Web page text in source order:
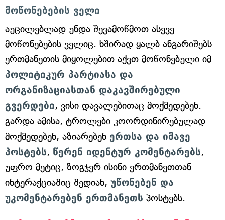
მოწონებების ველი
აუცილებლად უნდა შევამოწმოთ ასევე
მოწონებების ველიც. ხშირად ყალბ ანგარიშებს
ერთმანეთის მიყოლებით აქვთ მოწონებული იმ
პოლიტიკურ პარტიასა და
ორგანიზაციასთან დაკავშირებული
გვერდები, ვისი დავალებითაც მოქმედებენ.
გარდა ამისა, ტროლები კოორდინირებულად
მოქმედებენ, აზიარებენ ერთსა და იმავე
პოსტებს, წერენ იდენტურ კომენტარებს,
უფრო მეტიც, ზოგჯერ ისინი ერთმანეთთან
ინტერაქციაშიც შედიან, უწონებენ და
უკომენტარებენ ერთმანეთს პოსტებს.